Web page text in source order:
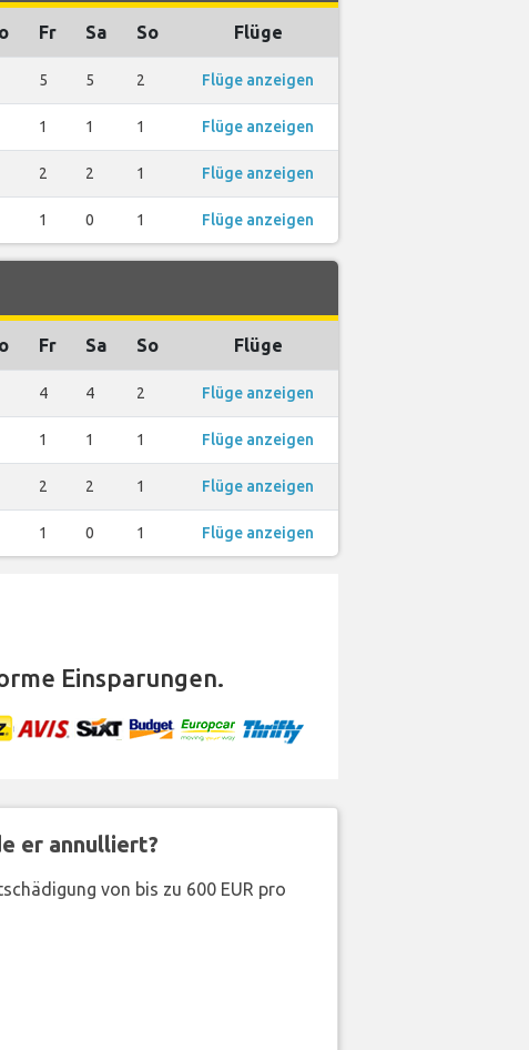
Fr Sa So Flüge
5 5 2 Flüge anzeigen
1 1 1 Flüge anzeigen
2 2 1 Flüge anzeigen
1 0 1 Flüge anzeigen
Fr Sa So Flüge
4 4 2 Flüge anzeigen
1 1 1 Flüge anzeigen
2 2 1 Flüge anzeigen
1 0 1 Flüge anzeigen
Einsparungen.
er annulliert?
von bis zu 600 EUR pro